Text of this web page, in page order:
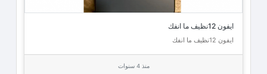
ايفون 12نظيف ما انفك
ايفون 12نظيف ما انفك
منذ 4 سنوات